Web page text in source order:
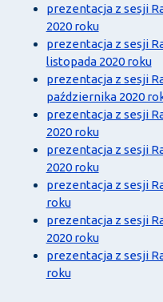
prezentacja z sesji
2020 roku
prezentacja z sesji
listopada 2020 roku
prezentacja z sesji
października 2020
prezentacja z sesji
2020 roku
prezentacja z sesji
2020 roku
prezentacja z sesji
roku
prezentacja z sesji
2020 roku
prezentacja z sesji
roku